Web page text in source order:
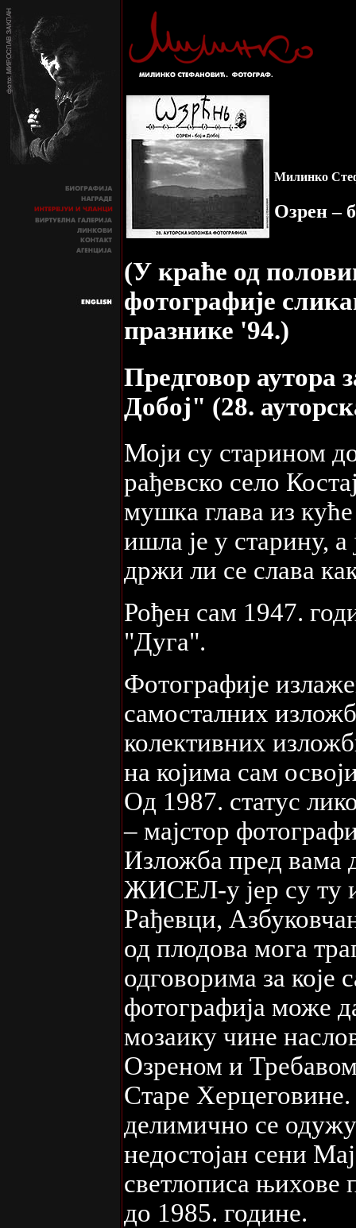
Милинко
Озрен –
(У краће од
фотографије
празнике '94.)
Предговор аутора
Добој" (28.
Моји су старином
рађевско село
мушка глава из
ишла је у старину,
држи ли се слава
Рођен сам 1947.
"Дуга".
Фотографије
самосталних
колективних
на којима сам
Од 1987. статус
– мајстор
Изложба пред вама
ЖИСЕЛ-у јер су ту
Рађевци,
од плодова мога
одговорима за које
фотографија може
мозаику чине
Озреном и
Старе
делимично се
недостојан сени
светлописа њихове
до 1985. године.